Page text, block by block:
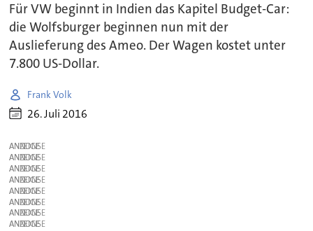
Für VW beginnt in Indien das Kapitel Budget-Car:
die Wolfsburger beginnen nun mit der
Auslieferung des Ameo. Der Wagen kostet unter
7.800 US-Dollar.
Frank Volk
26. Juli 2016
ANZEIGE
ANZEIGE
ANZEIGE
ANZEIGE
ANZEIGE
ANZEIGE
ANZEIGE
ANZEIGE